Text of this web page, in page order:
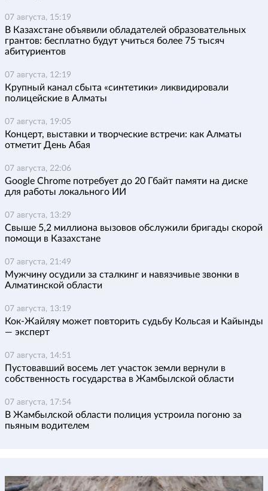
07 августа, 15:19
В Казахстане объявили обладателей образовательных
грантов: бесплатно будут учиться более 75 тысяч
абитуриентов
07 августа, 12:19
Крупный канал сбыта «синтетики» ликвидировали
полицейские в Алматы
07 августа, 19:05
Концерт, выставки и творческие встречи: как Алматы
отметит День Абая
07 августа, 22:06
Google Chrome потребует до 20 Гбайт памяти на диске
для работы локального ИИ
07 августа, 13:29
Свыше 5,2 миллиона вызовов обслужили бригады скорой
помощи в Казахстане
07 августа, 21:49
Мужчину осудили за сталкинг и навязчивые звонки в
Алматинской области
07 августа, 13:19
Кок-Жайляу может повторить судьбу Кольсая и Кайынды
— эксперт
07 августа, 14:51
Пустовавший восемь лет участок земли вернули в
собственность государства в Жамбылской области
07 августа, 17:54
В Жамбылской области полиция устроила погоню за
пьяным водителем